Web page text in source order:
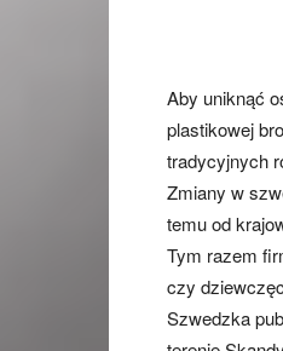
Aby uniknąć
plastikowej
tradycyjnych
Zmiany w
temu od
Tym razem
czy
Szwedzka